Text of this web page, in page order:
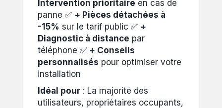
Intervention prioritaire en cas de
panne ✅ + Pièces détachées à
-15% sur le tarif public ✅ +
Diagnostic à distance par
téléphone ✅ + Conseils
personnalisés pour optimiser votre
installation
Idéal pour : La majorité des
utilisateurs, propriétaires occupants,